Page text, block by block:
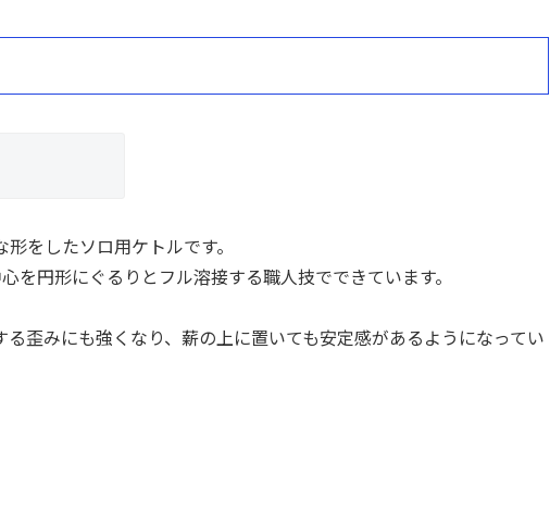
をしたソロ用ケトルです。
を円形にぐるりとフル溶接する職人技でできています。
歪みにも強くなり、薪の上に置いても安定感があるようになってい